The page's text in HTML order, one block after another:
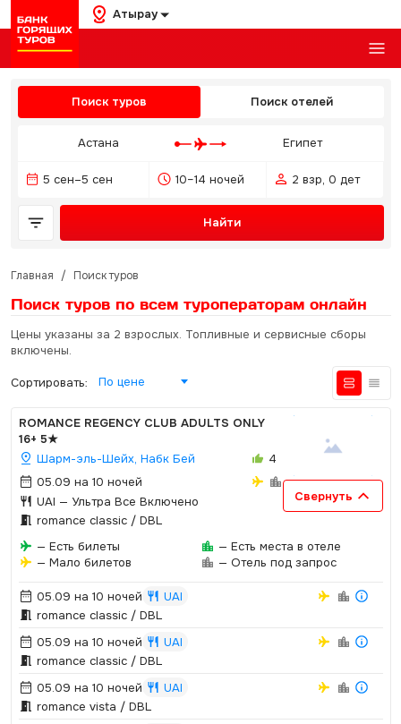
Атырау
Поиск туров Поиск отелей
Астана Египет
5 сен–5 сен 10–14 ночей 2 взр, 0 дет
Найти
Главная / Поиск туров
Поиск туров по всем туроператорам онлайн
Цены указаны за 2 взрослых. Топливные и сервисные сборы
включены.
Сортировать: По цене
ROMANCE REGENCY CLUB ADULTS ONLY
16+ 5★
Шарм-эль-Шейх, Набк Бей
05.09 на 10 ночей
UAI — Ультра Все Включено
4
romance classic / DBL
Свернуть
— Есть билеты
— Мало билетов
— Есть места в отеле
— Отель под запрос
05.09 на 10 ночей
UAI
romance classic / DBL
05.09 на 10 ночей
UAI
romance classic / DBL
05.09 на 10 ночей
UAI
romance vista / DBL